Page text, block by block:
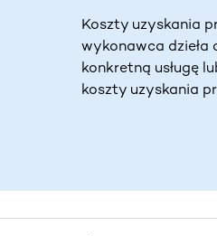
Koszty uzyskania
wykonawca dzieła
konkretną usługę
koszty uzyskania